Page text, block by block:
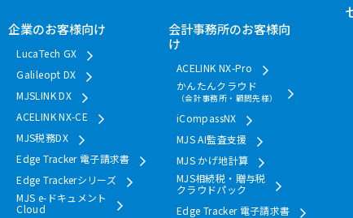
企業のお客様向け
LucaTech GX
Galileopt DX
MJSLINK DX
ACELINK NX-CE
MJS税務DX
Edge Tracker 電子請求書
Edge Trackerシリーズ
MJS e-ドキュメント
Cloud
会計事務所のお客様向
け
ACELINK NX-Pro
かんたんクラウド
（会計事務所・顧問先様）
iCompassNX
MJS AI監査支援
MJS かげ地計算
MJS相続税・贈与税
クラウドパック
Edge Tracker 電子請求書